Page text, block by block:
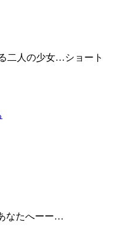
二人の少女…ショート
なたへーー…